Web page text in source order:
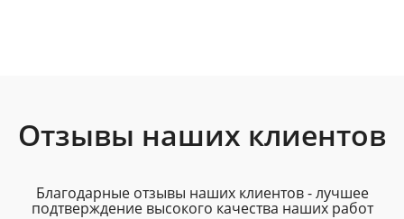
Отзывы наших клиентов
Благодарные отзывы наших клиентов - лучшее
подтверждение высокого качества наших работ